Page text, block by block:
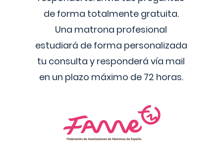
de forma totalmente gratuita.
Una matrona profesional
estudiará de forma personalizada
tu consulta y responderá vía mail
en un plazo máximo de 72 horas.